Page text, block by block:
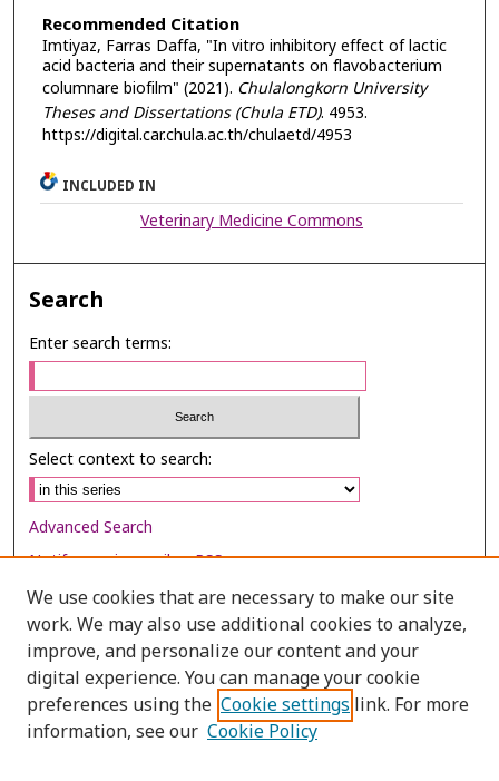
Recommended Citation
Imtiyaz, Farras Daffa, "In vitro inhibitory effect of lactic
acid bacteria and their supernatants on flavobacterium
columnare biofilm" (2021). Chulalongkorn University
Theses and Dissertations (Chula ETD). 4953.
https://digital.car.chula.ac.th/chulaetd/4953
INCLUDED IN
Veterinary Medicine Commons
Search
Enter search terms:
Select context to search:
Advanced Search
Notify me via email orRSS
Browse
Collections
Disciplines
Authors
We use cookies that are necessary to make our site
work. We may also use additional cookies to analyze,
improve, and personalize our content and your
digital experience. You can manage your cookie
preferences using the Cookie settings link. For more
information, see our Cookie Policy